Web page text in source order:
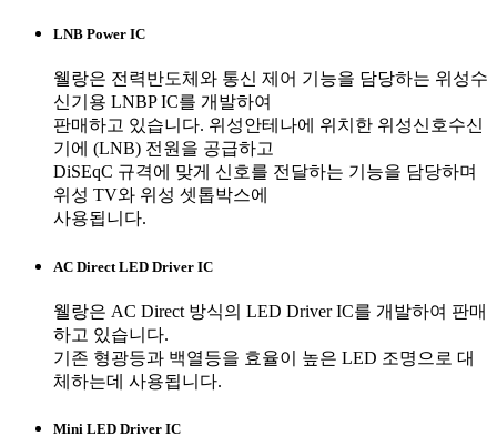
LNB Power IC
웰랑은 전력반도체와 통신 제어 기능을 담당하는 위성수
신기용 LNBP IC를 개발하여
판매하고 있습니다. 위성안테나에 위치한 위성신호수신
기에 (LNB) 전원을 공급하고
DiSEqC 규격에 맞게 신호를 전달하는 기능을 담당하며
위성 TV와 위성 셋톱박스에
사용됩니다.
AC Direct LED Driver IC
웰랑은 AC Direct 방식의 LED Driver IC를 개발하여 판매
하고 있습니다.
기존 형광등과 백열등을 효율이 높은 LED 조명으로 대
체하는데 사용됩니다.
Mini LED Driver IC